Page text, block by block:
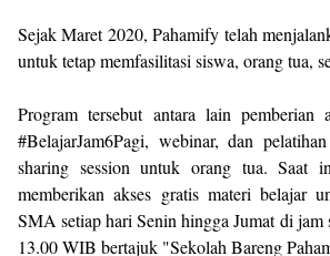
Sejak Maret 2020, Pahamify telah
untuk tetap memfasilitasi siswa, orang tua,
Program tersebut antara lain pemberian
#BelajarJam6Pagi, webinar, dan
sharing session untuk orang tua. Saat
memberikan akses gratis materi belajar
SMA setiap hari Senin hingga Jumat di
13.00 WIB bertajuk "Sekolah Bareng